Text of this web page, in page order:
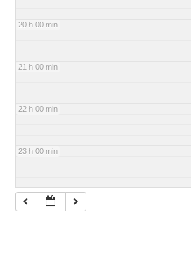
20 h 00 min
21 h 00 min
22 h 00 min
23 h 00 min